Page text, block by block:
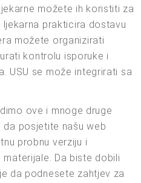
možete ih koristiti za
prakticira dostavu
možete organizirati
kontrolu isporuke i
USU se može integrirati sa
ove i mnoge druge
posjetite našu web
probnu verziju i
Da biste dobili
da podnesete zahtjev za